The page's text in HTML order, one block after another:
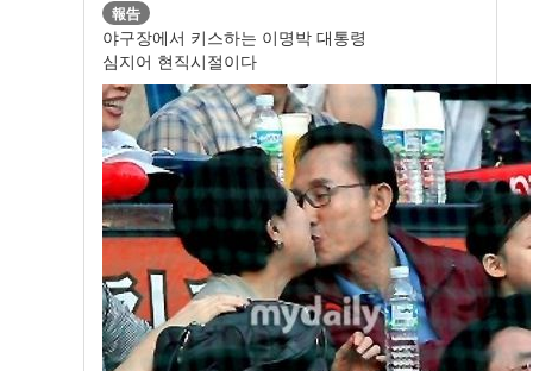
報告
야구장에서 키스하는 이명박 대통령
심지어 현직시절이다